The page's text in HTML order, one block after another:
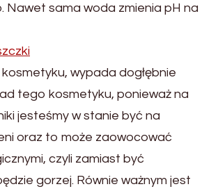
Nawet sama woda zmienia pH na
wypada dogłębnie
tego kosmetyku, ponieważ na
jesteśmy w stanie być na
oraz to może zaowocować
czyli zamiast być
gorzej. Równie ważnym jest